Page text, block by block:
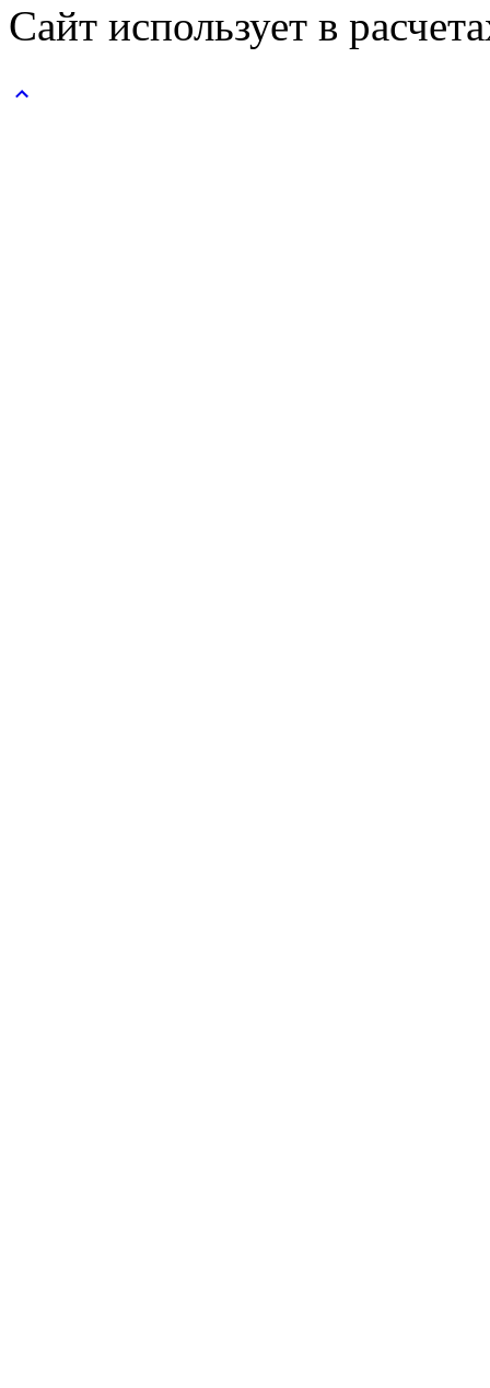
Сайт использует в